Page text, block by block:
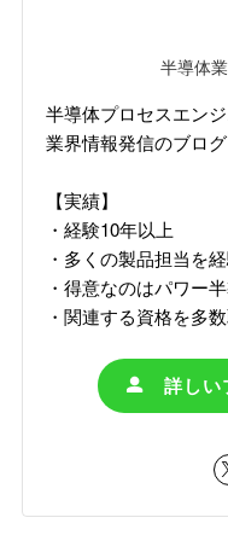
半導体
半導体プロセスエン
業界情報発信のブロ
【実績】
・経験10年以上
・多くの製品担当を
・得意なのはパワー
・関連する資格を多
詳しい